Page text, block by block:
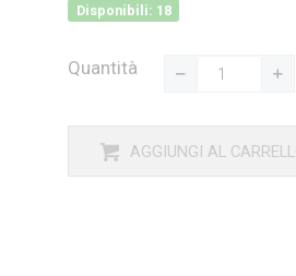
Disponibili: 18
Quantità
AGGIUNGI AL